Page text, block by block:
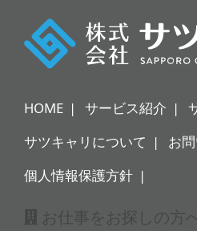
HOME サービス紹介
サツキャリについて
お
個人情報保護方針
お仕事をお探しの方